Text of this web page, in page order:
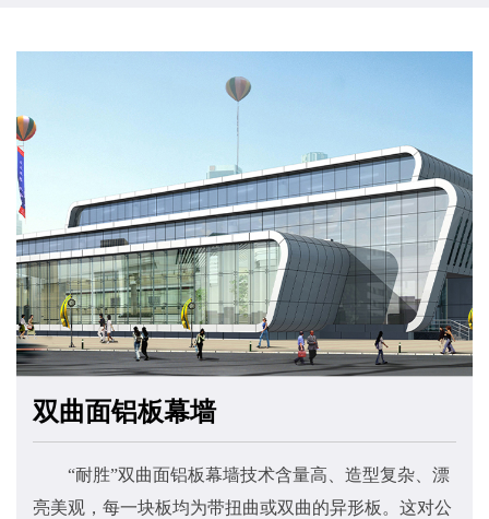
双曲面铝板幕墙
“耐胜”双曲面铝板幕墙技术含量高、造型复杂、漂
亮美观，每一块板均为带扭曲或双曲的异形板。这对公